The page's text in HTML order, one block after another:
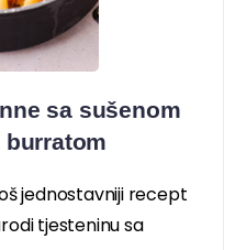
sa sušenom
jednostavniji recept
tjesteninu sa